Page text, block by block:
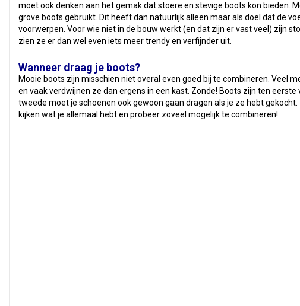
moet ook denken aan het gemak dat stoere en stevige boots kon bieden.
grove boots gebruikt. Dit heeft dan natuurlijk alleen maar als doel dat de
voorwerpen. Voor wie niet in de bouw werkt (en dat zijn er vast veel) zijn
zien ze er dan wel even iets meer trendy en verfijnder uit.
Wanneer draag je boots?
Mooie boots zijn misschien niet overal even goed bij te combineren. Veel
en vaak verdwijnen ze dan ergens in een kast. Zonde! Boots zijn ten eerste
tweede moet je schoenen ook gewoon gaan dragen als je ze hebt gekocht.
kijken wat je allemaal hebt en probeer zoveel mogelijk te combineren!